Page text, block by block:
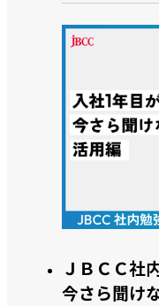
ＪＢＣＣ社
今さら聞け